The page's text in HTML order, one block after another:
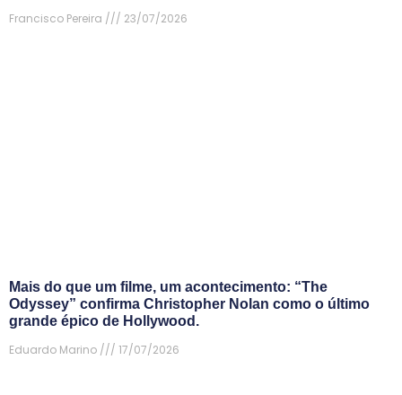
Francisco Pereira
23/07/2026
Mais do que um filme, um acontecimento: “The
Odyssey” confirma Christopher Nolan como o último
grande épico de Hollywood.
Eduardo Marino
17/07/2026